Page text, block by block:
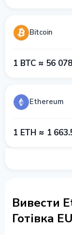
Bitcoin
1 BTC ≈ 56
Ethereum
1 ETH ≈ 1
Вивести
Готівка